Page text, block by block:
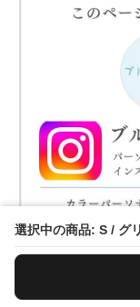
選択中の商品: S / グ